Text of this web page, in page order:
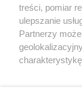
treści, pomiar
ulepszanie
Partnerzy